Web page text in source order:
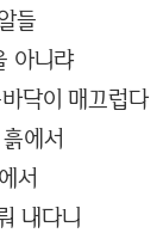
들
아니랴
닥이 매끄럽다
에서
서
내다니